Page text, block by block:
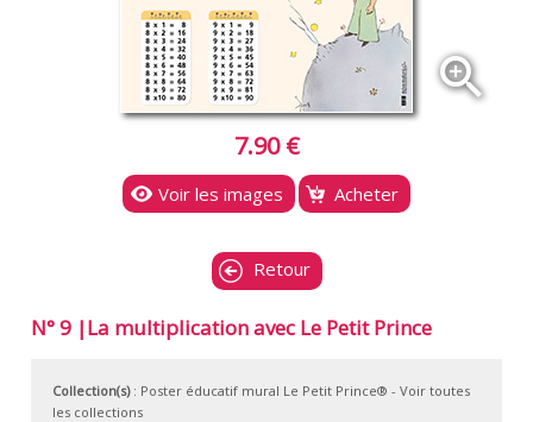
zoom_in
7.90 €
Voir les images Acheter
Retour
N° 9 |La multiplication avec Le Petit Prince
Collection(s): Poster éducatif mural Le Petit Prince® - Voir toutes
les collections